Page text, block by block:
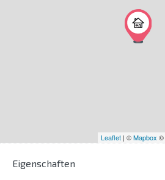
Leaflet | ©Mapbox ©
Eigenschaften